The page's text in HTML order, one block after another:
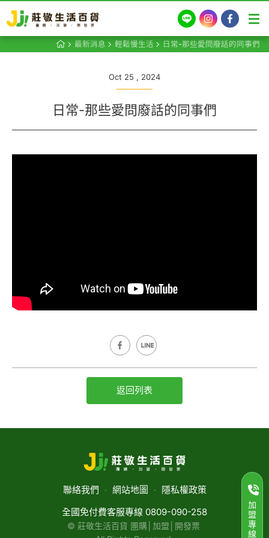
LINE InstagramFacebook
最新消息 輕鬆慢生活 日常-那些愛問廢話的同事們
Oct 25 , 2024
日常-那些愛問廢話的同事們
返回列表
聯絡我們 ‧ 網站地圖 ‧ 隱私權政策
全國免付費客服專線 0809-090-258
© 莊敬生活百貨 團購│加盟│開發票
加
盟
專
線